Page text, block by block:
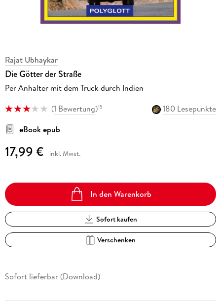
Rajat Ubhaykar
Die Götter der Straße
Per Anhalter mit dem Truck durch Indien
(1 Bewertung)15
180 Lesepunkte
eBook epub
17,99 € inkl. Mwst.
In den Warenkorb
Sofort kaufen
Verschenken
Sofort lieferbar (Download)